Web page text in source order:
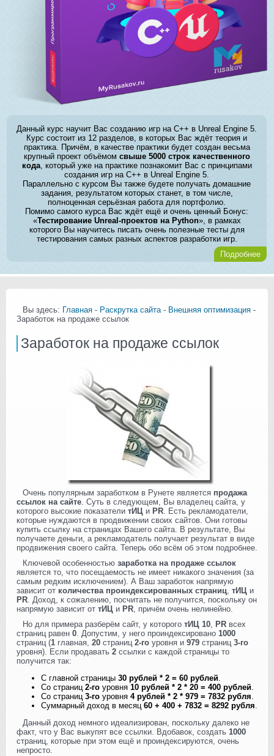
Данный курс научит Вас созданию игр на C++ в Unreal Engine 5.
Курс состоит из 12 разделов, в которых Вас ждёт теория и
практика. Причём, в качестве практики будет создан весьма
крупный проект объёмом свыше 5000 строк качественного
кода, который уже на практике познакомит Вас с принципами
создания игр на C++ в Unreal Engine 5.
Параллельно с курсом Вы также будете получать домашние
задания, результатом которых станет, в том числе,
полноценная серьёзная работа для портфолио.
Помимо самого курса Вас ждёт ещё и очень ценный Бонус:
«Тестирование Unreal-проектов на Python», в рамках
которого Вы научитесь писать очень полезные тесты для
тестирования самых разных аспектов разработки игр.
Подробнее
Вы здесь: Главная - Раскрутка сайта - Внешняя оптимизация -
Заработок на продаже ссылок
Заработок на продаже ссылок
Очень популярным заработком в Рунете является продажа
ссылок на сайте . Суть в следующем, Вы владелец сайта, у
которого высокие показатели тИЦ и PR . Есть рекламодатели,
которые нуждаются в продвижении своих сайтов. Они готовы
купить ссылку на страницах Вашего сайта. В результате, Вы
получаете деньги, а рекламодатель получает результат в виде
продвижения своего сайта. Теперь обо всём об этом подробнее.
Ключевой особенностью заработка на продаже ссылок
является то, что посещаемость не имеет никакого значения (за
самым редким исключением). А Ваш заработок напрямую
зависит от количества проиндексированных страниц тИЦ и
PR . Доход, к сожалению, посчитать не получится, поскольку он
напрямую зависит от тИЦ и PR , причём очень нелинейно.
Но для примера разберём сайт, у которого тИЦ 10 PR всех
страниц равен 0 . Допустим, у него проиндексировано 1000
страниц (1 главная, 20 страниц 2-го уровня и 979 страниц 3-го
уровня). Если продавать 2 ссылки с каждой страницы то
получится так:
С главной страницы 30 рублей * 2 = 60 рублей.
Со страниц 2-го уровня 10 рублей * 2 * 20 = 400 рублей.
Со страниц 3-го уровня 4 рублей * 2 * 979 = 7832 рубля.
Суммарный доход в месяц 60 + 400 + 7832 = 8292 рубля.
Данный доход немного идеализирован, поскольку далеко не
факт, что у Вас выкупят все ссылки. Вдобавок, создать 1000
страниц, которые при этом ещё и проиндексируются, очень
непросто.